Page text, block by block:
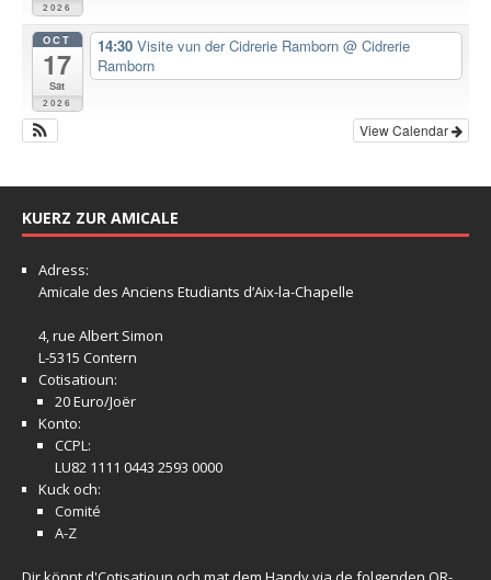
2026
OCT
17
Sat
2026
14:30 Visite vun der Cidrerie Ramborn @ Cidrerie
Ramborn
View Calendar
KUERZ ZUR AMICALE
Adress:
Amicale des Anciens Etudiants d’Aix-la-Chapelle
4, rue Albert Simon
L-5315 Contern
Cotisatioun:
20 Euro/Joër
Konto:
CCPL:
LU82 1111 0443 2593 0000
Kuck och:
Comité
A-Z